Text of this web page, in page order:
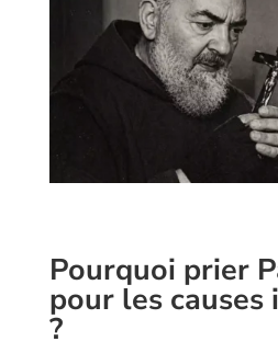
Pourquoi prier
pour les causes
?